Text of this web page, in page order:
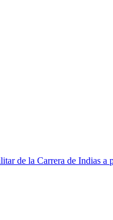
de la Carrera de Indias